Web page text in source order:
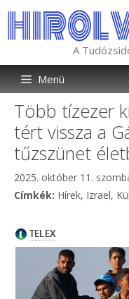
tartalomba
A
Menü
Több tízezer
tért vissza a
tűzszünet
2025. október 11.
Címkék: Címkék
Hírek, Izrael,